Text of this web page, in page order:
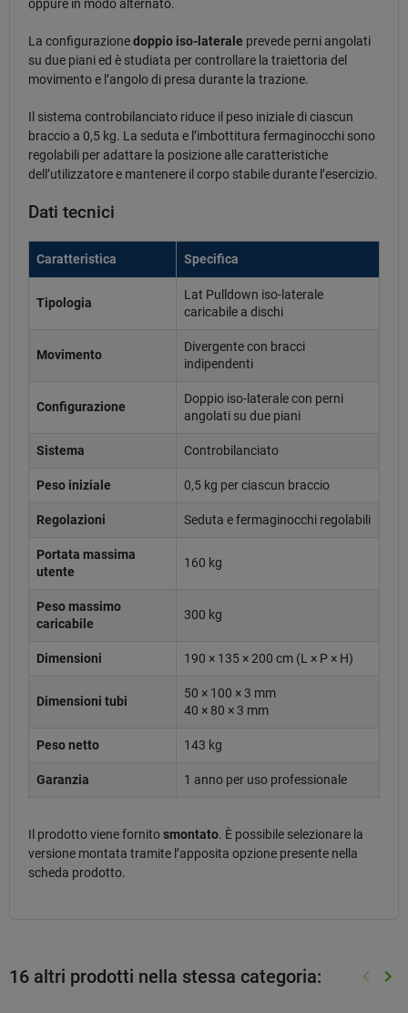
oppure in modo alternato.
La configurazionedoppio iso-laterale prevede perni angolati
su due piani ed è studiata per controllare la traiettoria del
movimento e l’angolo di presa durante la trazione.
Il sistema controbilanciato riduce il peso iniziale di ciascun
braccio a 0,5 kg. La seduta e l’imbottitura fermaginocchi sono
regolabili per adattare la posizione alle caratteristiche
dell’utilizzatore e mantenere il corpo stabile durante l’esercizio.
Dati tecnici
Caratteristica Specifica
Tipologia
Lat Pulldown iso-laterale
caricabile a dischi
Movimento
Divergente con bracci
indipendenti
Configurazione
Doppio iso-laterale con perni
angolati su due piani
Sistema Controbilanciato
Peso iniziale 0,5 kg per ciascun braccio
Regolazioni Seduta e fermaginocchi regolabili
Portata massima
utente
160 kg
Peso massimo
caricabile
300 kg
Dimensioni 190 × 135 × 200 cm (L × P × H)
Dimensioni tubi
50 × 100 × 3 mm
40 × 80 × 3 mm
Peso netto 143 kg
Garanzia 1 anno per uso professionale
Il prodotto viene fornitosmontato. È possibile selezionare la
versione montata tramite l’apposita opzione presente nella
scheda prodotto.
16 altri prodotti nella stessa categoria: keyboard_arrow_left keyboard_arrow_right